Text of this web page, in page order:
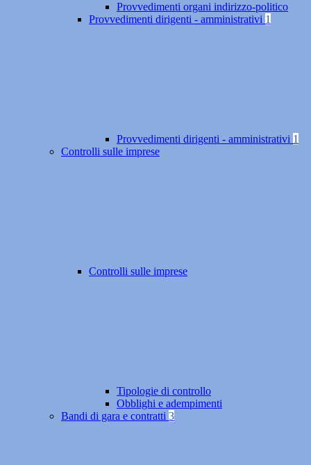
Provvedimenti organi indirizzo-politico
Provvedimenti dirigenti - amministrativi 1
Provvedimenti dirigenti - amministrativi 1
Controlli sulle imprese
Controlli sulle imprese
Tipologie di controllo
Obblighi e adempimenti
Bandi di gara e contratti 3